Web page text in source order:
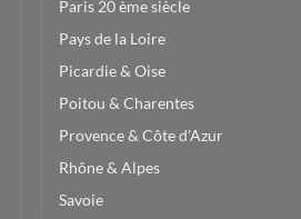
Paris 20 ème siècle
Pays de la Loire
Picardie & Oise
Poitou & Charentes
Provence & Côte d'Azur
Rhône & Alpes
Savoie